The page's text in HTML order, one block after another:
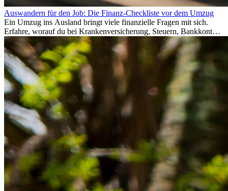
Auswandern für den Job: Die Finanz-Checkliste vor dem Umzug
Ein Umzug ins Ausland bringt viele finanzielle Fragen mit sich.
Erfahre, worauf du bei Krankenversicherung, Steuern, Bankkonto,
Rücklagen und Budgetplanung achten solltest, damit dein Neustart
im Ausland reibungslos gelingt.